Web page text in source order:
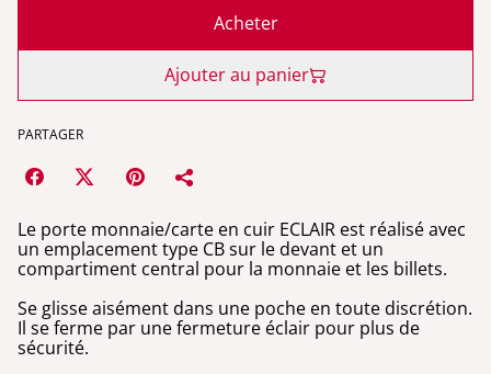
Acheter
Ajouter au panier
PARTAGER
Le porte monnaie/carte en cuir ECLAIR est réalisé avec
un emplacement type CB sur le devant et un
compartiment central pour la monnaie et les billets.
Se glisse aisément dans une poche en toute discrétion.
Il se ferme par une fermeture éclair pour plus de
sécurité.